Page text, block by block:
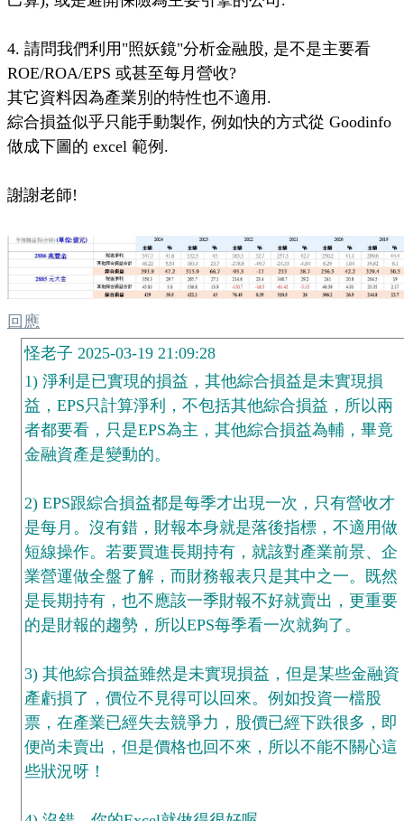
4. 請問我們利用"照妖鏡"分析金融股, 是不是主要看
ROE/ROA/EPS 或甚至每月營收?
其它資料因為產業別的特性也不適用.
綜合損益似乎只能手動製作, 例如快的方式從 Goodinfo
做成下圖的 excel 範例.
謝謝老師!
回應
怪老子 2025-03-19 21:09:28
1) 淨利是已實現的損益，其他綜合損益是未實現損
益，EPS只計算淨利，不包括其他綜合損益，所以兩
者都要看，只是EPS為主，其他綜合損益為輔，畢竟
金融資產是變動的。
2) EPS跟綜合損益都是每季才出現一次，只有營收才
是每月。沒有錯，財報本身就是落後指標，不適用做
短線操作。若要買進長期持有，就該對產業前景、企
業營運做全盤了解，而財務報表只是其中之一。既然
是長期持有，也不應該一季財報不好就賣出，更重要
的是財報的趨勢，所以EPS每季看一次就夠了。
3) 其他綜合損益雖然是未實現損益，但是某些金融資
產虧損了，價位不見得可以回來。例如投資一檔股
票，在產業已經失去競爭力，股價已經下跌很多，即
便尚未賣出，但是價格也回不來，所以不能不關心這
些狀況呀！